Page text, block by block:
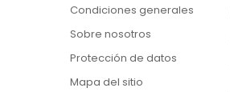
Condiciones generales
Sobre nosotros
Protección de datos
Mapa del sitio